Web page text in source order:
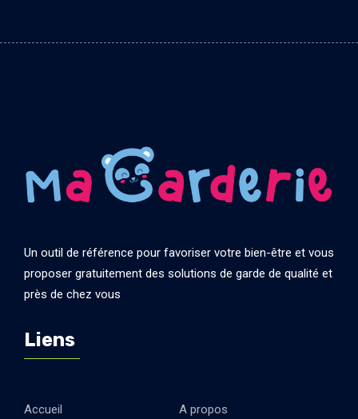
Un outil de référence pour favoriser votre bien-être et vous
proposer gratuitement des solutions de garde de qualité et
près de chez vous
Liens
Accueil A propos